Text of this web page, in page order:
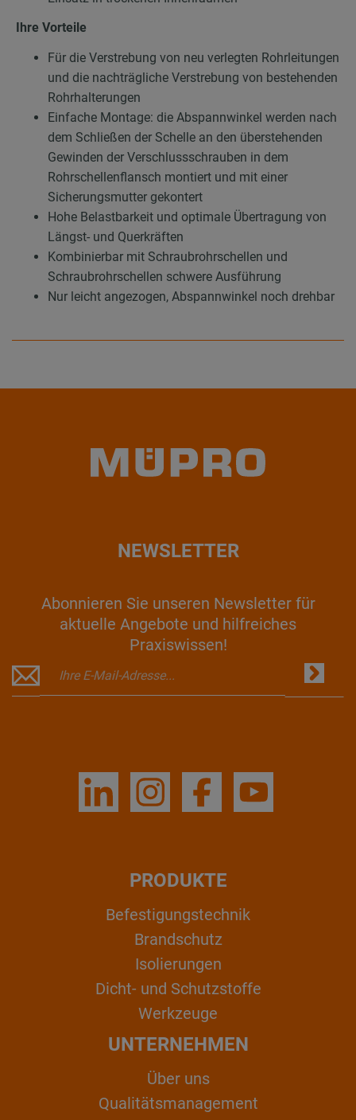
Ihre Vorteile
Für die Verstrebung von neu verlegten Rohrleitungen
und die nachträgliche Verstrebung von bestehenden
Rohrhalterungen
Einfache Montage: die Abspannwinkel werden nach
dem Schließen der Schelle an den überstehenden
Gewinden der Verschlussschrauben in dem
Rohrschellenflansch montiert und mit einer
Sicherungsmutter gekontert
Hohe Belastbarkeit und optimale Übertragung von
Längst- und Querkräften
Kombinierbar mit Schraubrohrschellen und
Schraubrohrschellen schwere Ausführung
Nur leicht angezogen, Abspannwinkel noch drehbar
NEWSLETTER
Abonnieren Sie unseren Newsletter für
aktuelle Angebote und hilfreiches
Praxiswissen!
PRODUKTE
Befestigungstechnik
Brandschutz
Isolierungen
Dicht- und Schutzstoffe
Werkzeuge
UNTERNEHMEN
Über uns
Qualitätsmanagement